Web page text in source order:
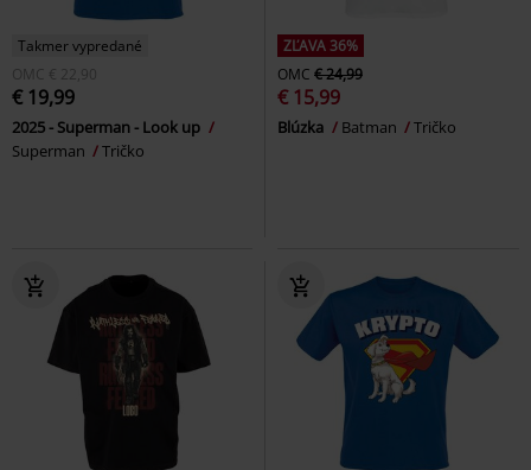
Takmer vypredané
OMC € 22,90
€ 19,99
2025 - Superman - Look up
Superman
Tričko
ZĽAVA 36%
OMC € 24,99
€ 15,99
Blúzka Batman Tričko